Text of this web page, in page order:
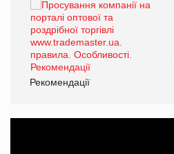
Рекомендації